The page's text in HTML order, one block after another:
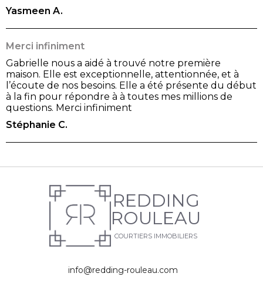
Yasmeen A.
Merci infiniment
Gabrielle nous a aidé à trouvé notre première
maison. Elle est exceptionnelle, attentionnée, et à
l’écoute de nos besoins. Elle a été présente du début
à la fin pour répondre à à toutes mes millions de
questions. Merci infiniment
Stéphanie C.
REDDING
ROULEAU
COURTIERS IMMOBILIERS
info@redding-rouleau.com